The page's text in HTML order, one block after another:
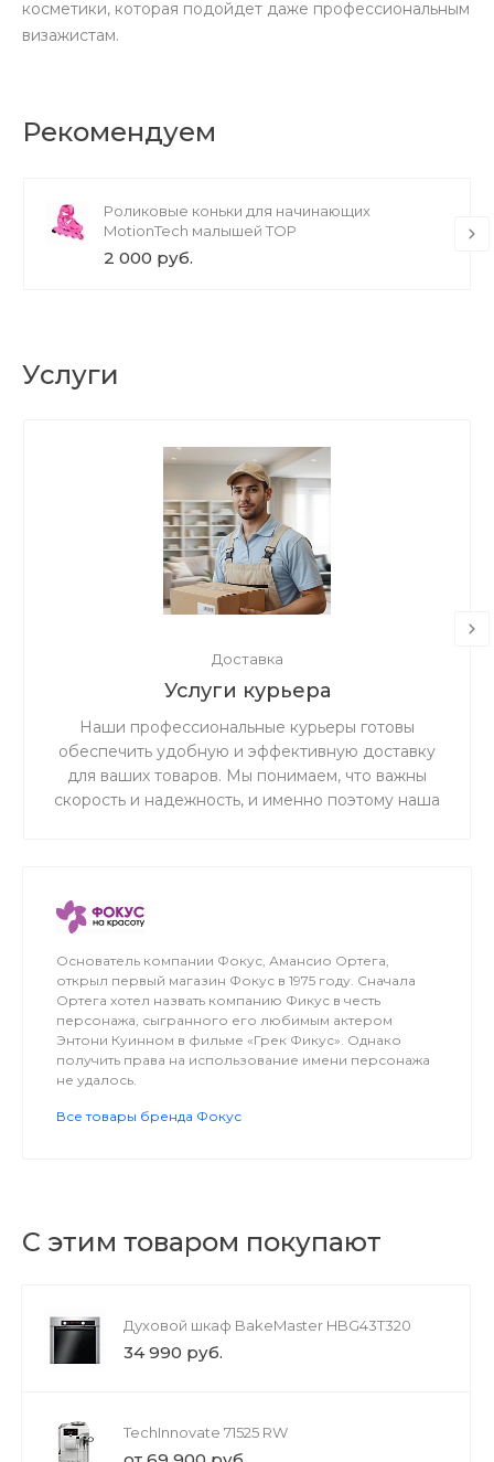
косметики, которая подойдет даже профессиональным
визажистам.
Рекомендуем
Роликовые коньки для начинающих
MotionTech малышей TOP
2 000 руб.
Услуги
Доставка
Услуги курьера
Наши профессиональные курьеры готовы
обеспечить удобную и эффективную доставку
для ваших товаров. Мы понимаем, что важны
скорость и надежность, и именно поэтому наша
Основатель компании Фокус, Амансио Ортега,
открыл первый магазин Фокус в 1975 году. Сначала
Ортега хотел назвать компанию Фикус в честь
персонажа, сыгранного его любимым актером
Энтони Куинном в фильме «Грек Фикус». Однако
получить права на использование имени персонажа
не удалось.
Все товары бренда Фокус
С этим товаром покупают
Духовой шкаф BakeMaster HBG43T320
34 990 руб.
TechInnovate 71525 RW